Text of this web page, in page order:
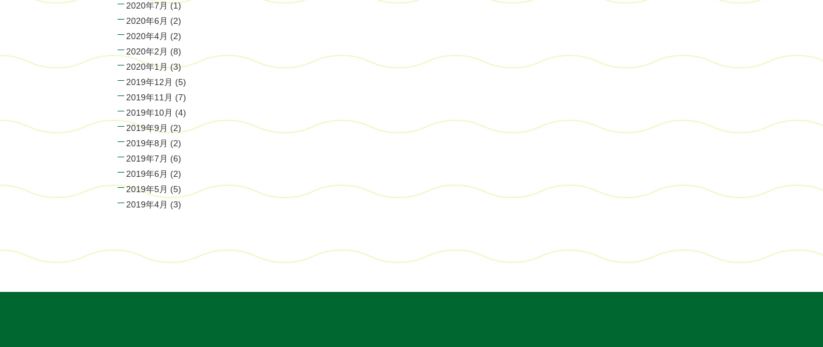
2020年7月(1)
2020年6月 (2)
2020年4月 (2)
2020年2月 (8)
2020年1月(3)
2019年12月 (5)
2019年11月 (7)
2019年10月 (4)
2019年9月 (2)
2019年8月 (2)
2019年7月 (6)
2019年6月 (2)
2019年5月 (5)
2019年4月 (3)